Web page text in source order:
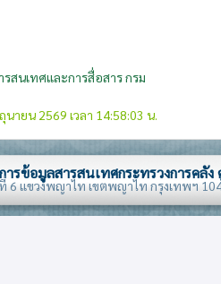
องประดับ และโลหะมีค่า
รือเหล็กกล้า
องทำด้วยอะลูมิเนียม
งใช้ ของใช้ชนิดมีคม ช้อนและส้อม ทำ
กรณ์ที่ใช้ในทางทัศนศาสตร์,การ
สนเทศและการสื่อสาร กรม
ายน 2569 เวลา 14:58:03 น.
รข้อมูลสารสนเทศกระทรวงการคลั
6 แขวงพญาไท เขตพญาไท กรุงเทพฯ